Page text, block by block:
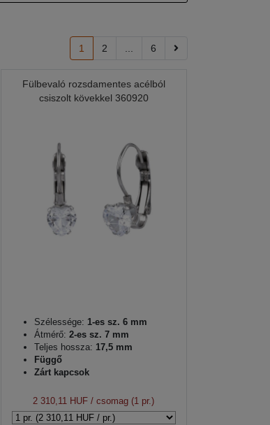
1 2 6
Fülbevaló rozsdamentes acélból
csiszolt kövekkel 360920
Szélessége: 1-es sz. 6 mm
Átmérő: 2-es sz. 7 mm
Teljes hossza: 17,5 mm
Függő
Zárt kapcsok
2 310,11 HUF / csomag (1 pr.)